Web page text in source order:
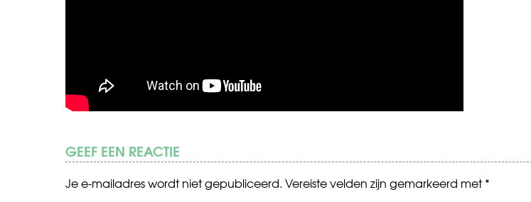
GEEF EEN REACTIE
Je e-mailadres wordt niet gepubliceerd. Vereiste velden zijn gemarkeerd met*